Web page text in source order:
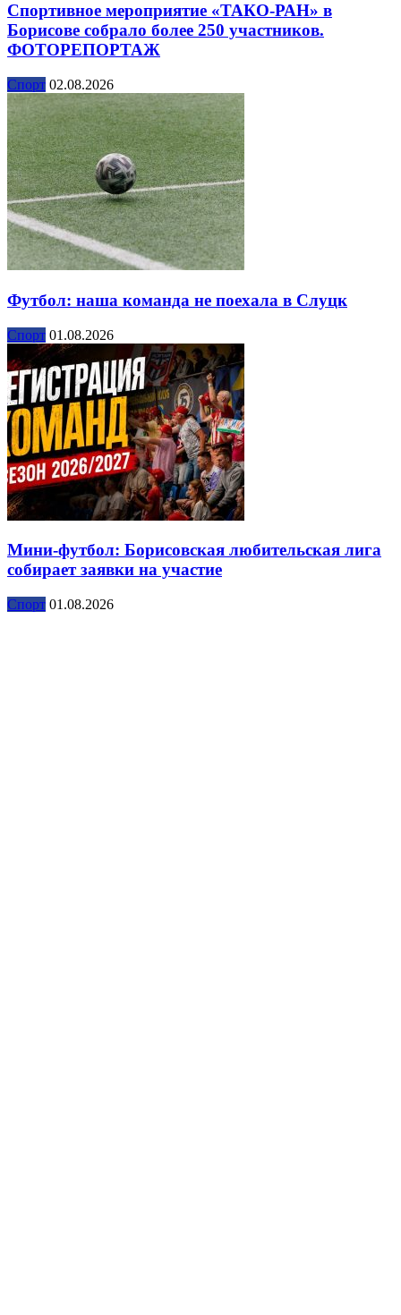
Спортивное мероприятие «ТАКО-РАН» в
Борисове собрало более 250 участников.
ФОТОРЕПОРТАЖ
Спорт 02.08.2026
Футбол: наша команда не поехала в Слуцк
Спорт 01.08.2026
Мини-футбол: Борисовская любительская лига
собирает заявки на участие
Спорт 01.08.2026